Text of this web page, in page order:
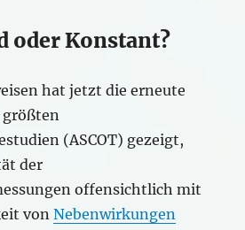
oder Konstant?
hat jetzt die erneute
größten
(ASCOT) gezeigt,
der
offensichtlich mit
vonNebenwirkungen